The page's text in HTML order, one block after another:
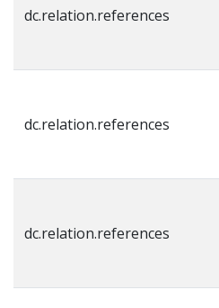
dc.relation.references
dc.relation.references
dc.relation.references